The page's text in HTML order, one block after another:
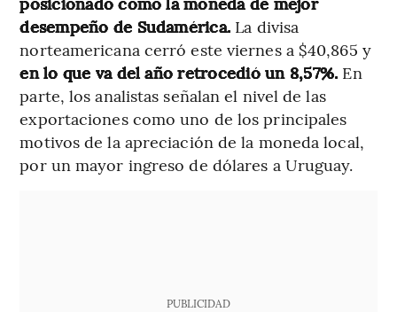
desempeño de Sudamérica. La divisa
norteamericana cerró este viernes a $40,865 y
en lo que va del año retrocedió un 8,57%. En
parte, los analistas señalan el nivel de las
exportaciones como uno de los principales
motivos de la apreciación de la moneda local,
por un mayor ingreso de dólares a Uruguay.
PUBLICIDAD